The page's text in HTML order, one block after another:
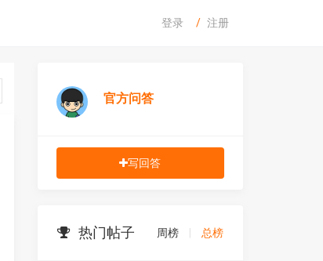
登录 注册
官方问答
写回答
热门帖子 周榜 总榜